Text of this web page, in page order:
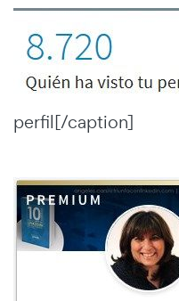
perfil[/caption]